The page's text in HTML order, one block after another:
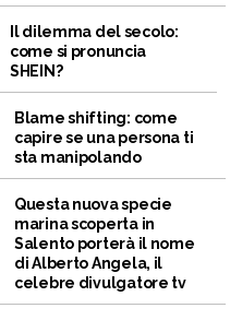
Il dilemma del secolo:
come si pronuncia
SHEIN?
Blame shifting: come
capire se una persona ti
sta manipolando
Questa nuova specie
marina scoperta in
Salento porterà il nome
di Alberto Angela, il
celebre divulgatore tv